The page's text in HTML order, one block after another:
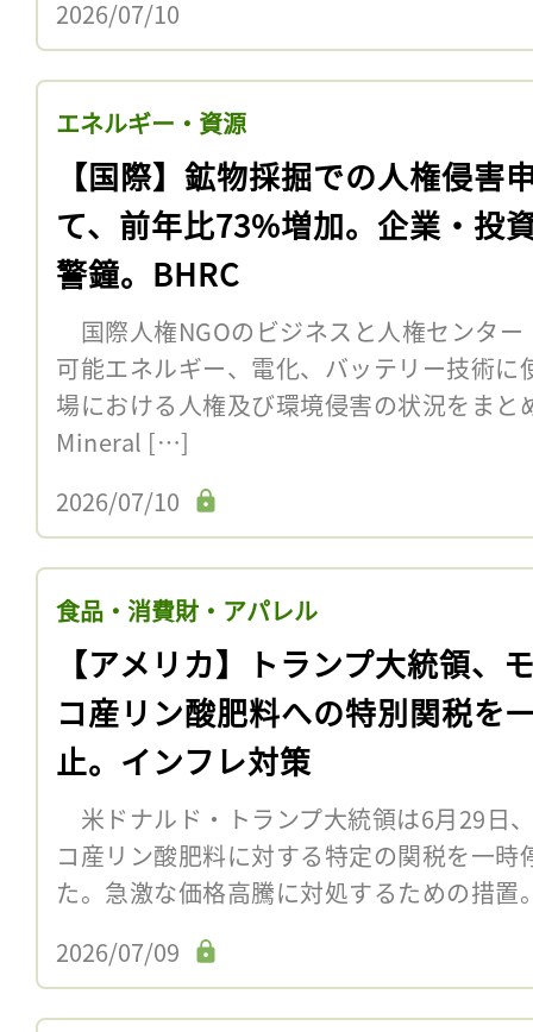
2026/07/10
エネルギー・資源
【国際】鉱物採掘での人権侵害
て、前年比73%増加。企業・投
警鐘。BHRC
国際人権NGOのビジネスと人権センタ
可能エネルギー、電化、バッテリー技術
場における人権及び環境侵害の状況をま
Mineral […]
2026/07/10
食品・消費財・アパレル
【アメリカ】トランプ大統領、
コ産リン酸肥料への特別関税を
止。インフレ対策
米ドナルド・トランプ大統領は6月29日
コ産リン酸肥料に対する特定の関税を一
た。急激な価格高騰に対処するための措
2026/07/09